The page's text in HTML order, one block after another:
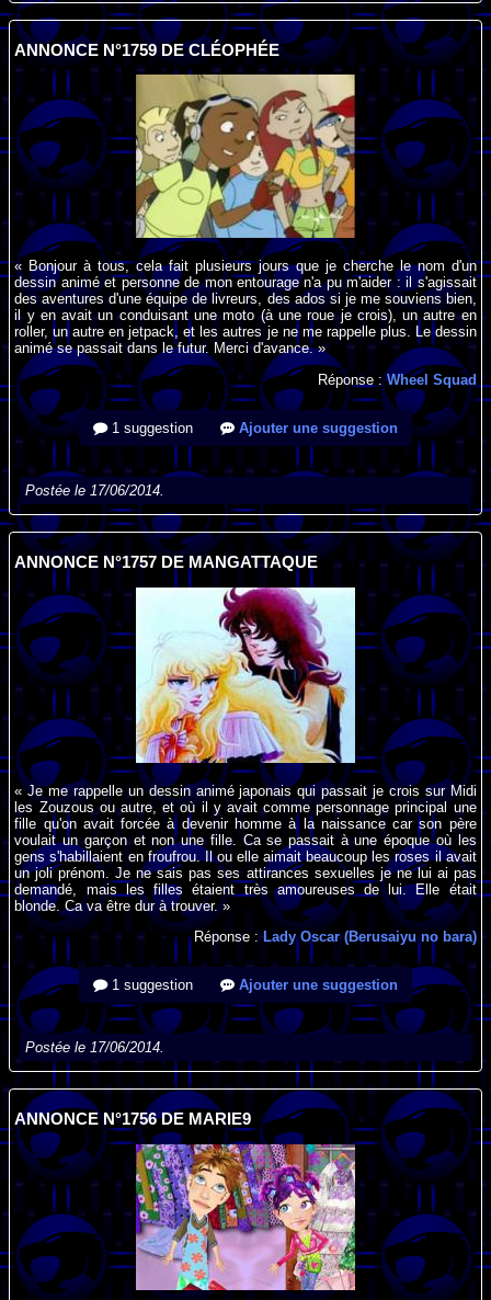
ANNONCE N°1759 DE CLÉOPHÉE
« Bonjour à tous, cela fait plusieurs jours que je cherche le nom d'un
dessin animé et personne de mon entourage n'a pu m'aider : il s'agissait
des aventures d'une équipe de livreurs, des ados si je me souviens bien,
il y en avait un conduisant une moto (à une roue je crois), un autre en
roller, un autre en jetpack, et les autres je ne me rappelle plus. Le dessin
animé se passait dans le futur. Merci d'avance. »
Réponse :Wheel Squad
1 suggestion Ajouter une suggestion
Postée le 17/06/2014.
ANNONCE N°1757 DE MANGATTAQUE
« Je me rappelle un dessin animé japonais qui passait je crois sur Midi
les Zouzous ou autre, et où il y avait comme personnage principal une
fille qu'on avait forcée à devenir homme à la naissance car son père
voulait un garçon et non une fille. Ca se passait à une époque où les
gens s'habillaient en froufrou. Il ou elle aimait beaucoup les roses il avait
un joli prénom. Je ne sais pas ses attirances sexuelles je ne lui ai pas
demandé, mais les filles étaient très amoureuses de lui. Elle était
blonde. Ca va être dur à trouver. »
Réponse :Lady Oscar (Berusaiyu no bara)
1 suggestion Ajouter une suggestion
Postée le 17/06/2014.
ANNONCE N°1756 DE MARIE9